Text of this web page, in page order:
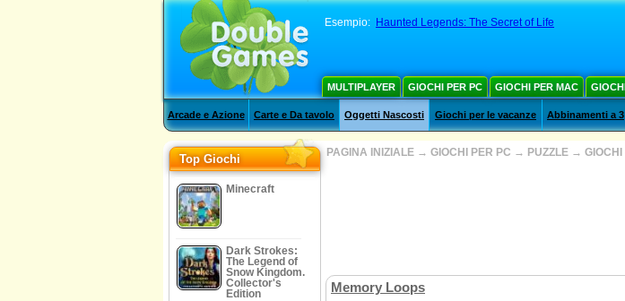
Esempio: Haunted Legends: The Secret of Life
MULTIPLAYER GIOCHI PER PC GIOCHI PER MAC
Arcade e Azione Carte e Da tavolo Oggetti Nascosti Giochi per le vacanze Abbinamenti a 3
Top Giochi
Minecraft
Dark Strokes:
The Legend of
Snow Kingdom.
Collector's
Edition
PAGINA INIZIALE → GIOCHI PER PC → PUZZLE → GIOCHI
Memory Loops